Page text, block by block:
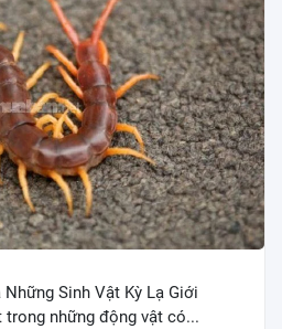
Sinh Vật Kỳ Lạ Giới
trong những động vật có...